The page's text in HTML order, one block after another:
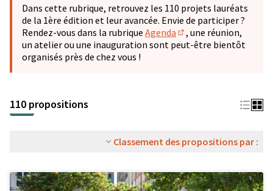
−
Dans cette rubrique, retrouvez les 110 projets lauréats
de la 1ère édition et leur avancée. Envie de participer ?
Rendez-vous dans la rubrique Agenda
(S'ouvre dans un
, une réunion,
un atelier ou une inauguration sont peut-être bientôt
organisés près de chez vous !
110 propositions
Classement des propositions par :